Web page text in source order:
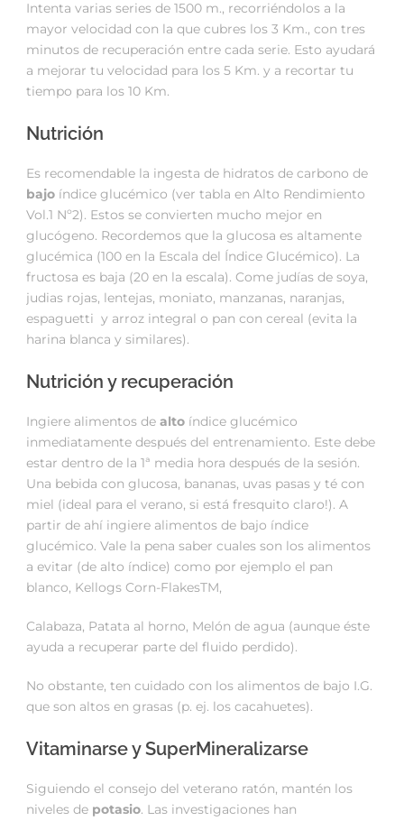
Intenta varias series de 1500 m., recorriéndolos a la
mayor velocidad con la que cubres los 3 Km., con tres
minutos de recuperación entre cada serie. Esto ayudará
a mejorar tu velocidad para los 5 Km. y a recortar tu
tiempo para los 10 Km.
Nutrición
Es recomendable la ingesta de hidratos de carbono de
bajo índice glucémico (ver tabla en Alto Rendimiento
Vol.1 Nº2). Estos se convierten mucho mejor en
glucógeno. Recordemos que la glucosa es altamente
glucémica (100 en la Escala del Índice Glucémico). La
fructosa es baja (20 en la escala). Come judías de soya,
judias rojas, lentejas, moniato, manzanas, naranjas,
espaguetti y arroz integral o pan con cereal (evita la
harina blanca y similares).
Nutrición y recuperación
Ingiere alimentos de alto índice glucémico
inmediatamente después del entrenamiento. Este debe
estar dentro de la 1ª media hora después de la sesión.
Una bebida con glucosa, bananas, uvas pasas y té con
miel (ideal para el verano, si está fresquito claro!). A
partir de ahí ingiere alimentos de bajo índice
glucémico. Vale la pena saber cuales son los alimentos
a evitar (de alto índice) como por ejemplo el pan
blanco, Kellogs Corn-FlakesTM,
Calabaza, Patata al horno, Melón de agua (aunque éste
ayuda a recuperar parte del fluido perdido).
No obstante, ten cuidado con los alimentos de bajo I.G.
que son altos en grasas (p. ej. los cacahuetes).
Vitaminarse y SuperMineralizarse
Siguiendo el consejo del veterano ratón, mantén los
niveles de potasio. Las investigaciones han